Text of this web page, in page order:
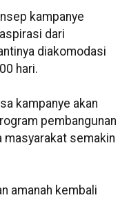
kampanye
dari
diakomodasi
hari.
kampanye akan
pembangunan
masyarakat semakin
amanah kembali